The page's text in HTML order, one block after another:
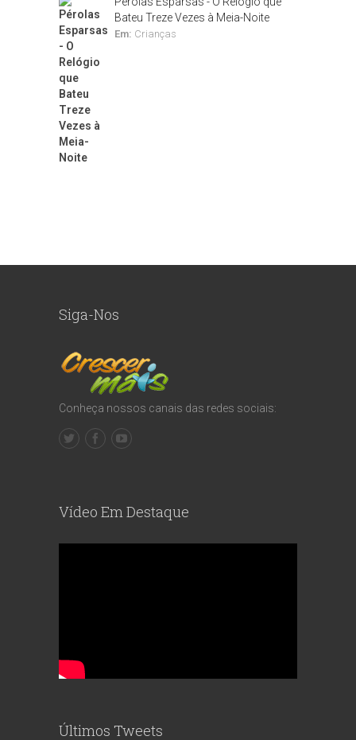
Bateu Treze Vezes à Meia-Noite
Em: Crianças
Siga-Nos
Conheça nossos canais das redes sociais:
Vídeo Em Destaque
Últimos Tweets